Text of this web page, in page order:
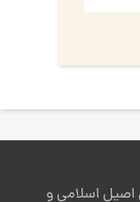
اصیل اسلامی و